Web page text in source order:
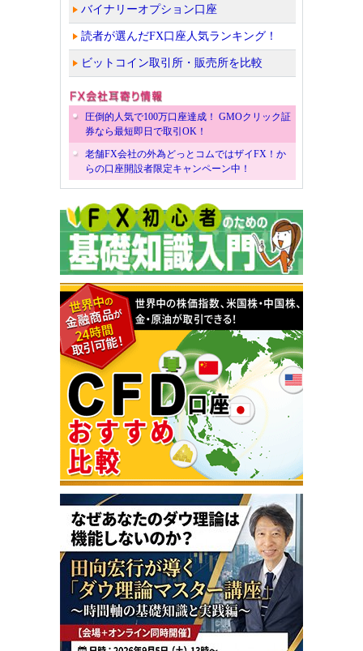
バイナリーオプション口座
読者が選んだFX口座人気ランキング！
ビットコイン取引所・販売所を比較
圧倒的人気で100万口座達成！ GMOクリック証
券なら最短即日で取引OK！
老舗FX会社の外為どっとコムではザイFX！か
らの口座開設者限定キャンペーン中！